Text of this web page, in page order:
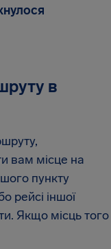
в
вам місце на
пункту
рейсі іншої
Якщо місць того